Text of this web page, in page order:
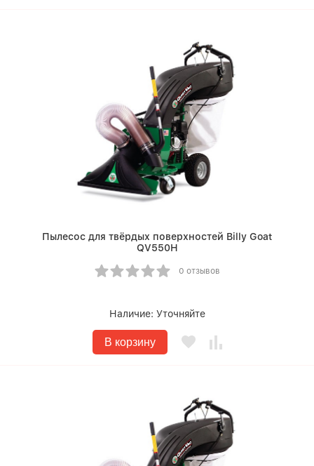
Пылесос для твёрдых поверхностей Billy Goat
QV550H
0 отзывов
Наличие: Уточняйте
В корзину